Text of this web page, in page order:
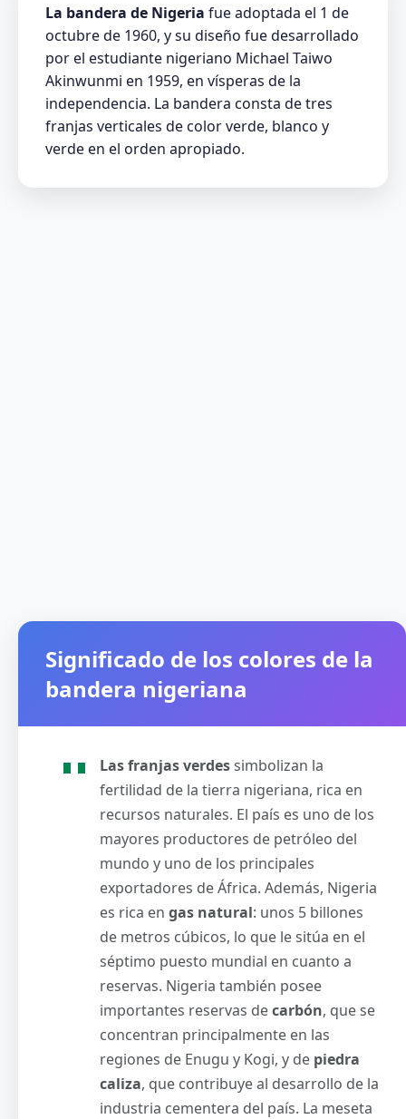
La bandera de Nigeria fue adoptada el 1 de
octubre de 1960, y su diseño fue desarrollado
por el estudiante nigeriano Michael Taiwo
Akinwunmi en 1959, en vísperas de la
independencia. La bandera consta de tres
franjas verticales de color verde, blanco y
verde en el orden apropiado.
Significado de los colores de la
bandera nigeriana
Las franjas verdessimbolizan la
fertilidad de la tierra nigeriana, rica en
recursos naturales. El país es uno de los
mayores productores de petróleo del
mundo y uno de los principales
exportadores de África. Además, Nigeria
es rica en gas natural: unos 5 billones
de metros cúbicos, lo que le sitúa en el
séptimo puesto mundial en cuanto a
reservas. Nigeria también posee
importantes reservas decarbón, que se
concentran principalmente en las
regiones de Enugu y Kogi, y de piedra
caliza, que contribuye al desarrollo de la
industria cementera del país. La meseta